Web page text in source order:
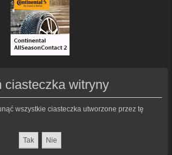
ciasteczka witryny
wszystkie ciasteczka utworzone przez tę